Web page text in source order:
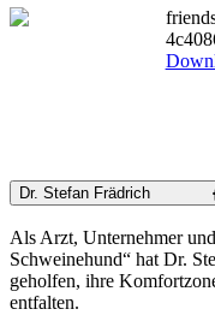
Dr. Stefan Frädrich
Als Arzt, Unternehmer
Schweinehund“ hat Dr.
geholfen, ihre
entfalten.